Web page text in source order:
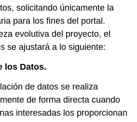
solicitando únicamente la
para los fines del portal.
evolutiva del proyecto, el
se ajustará a lo siguiente:
los Datos.
de datos se realiza
de forma directa cuando
interesadas los proporcionan